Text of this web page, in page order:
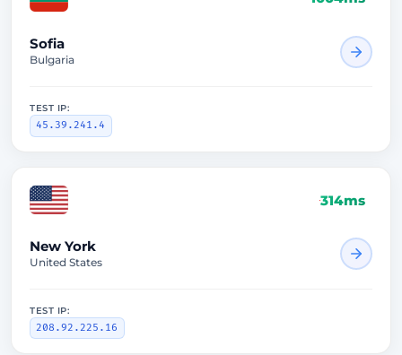
Sofia
Bulgaria
TEST IP:
45.39.241.4
314ms
New York
United States
TEST IP:
208.92.225.16